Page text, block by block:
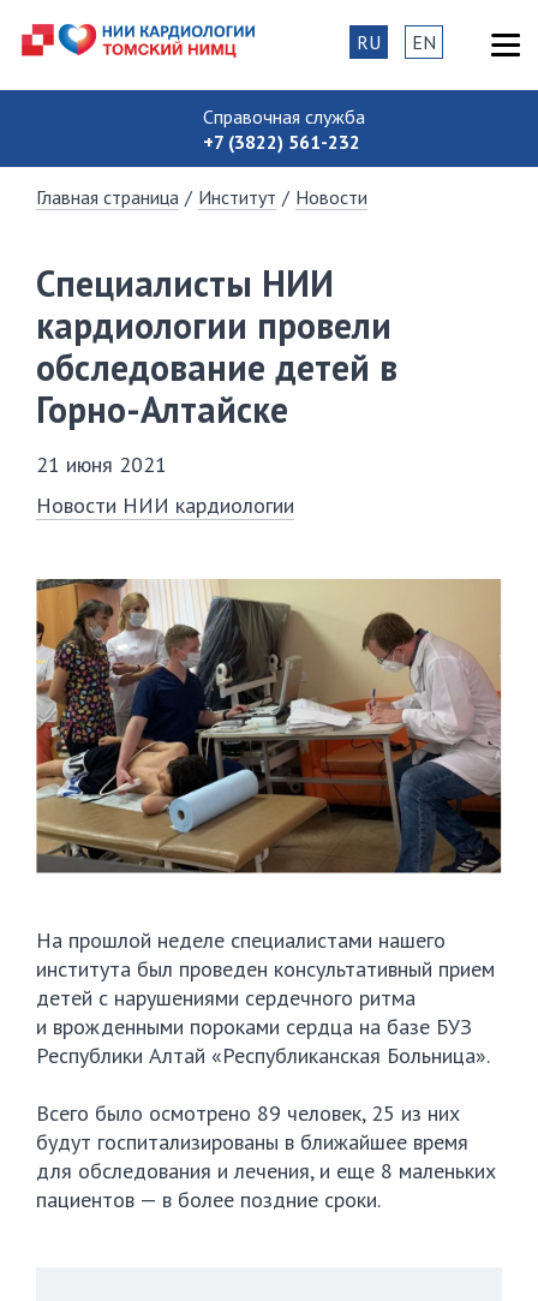
Справочная служба
+7 (3822) 561-232
RU EN
Главная страница / Институт / Новости
Специалисты НИИ
кардиологии провели
обследование детей в
Горно-Алтайске
21 июня 2021
Новости НИИ кардиологии
На прошлой неделе специалистами нашего
института был проведен консультативный прием
детей с нарушениями сердечного ритма
и врожденными пороками сердца на базе БУЗ
Республики Алтай «Республиканская Больница».
Всего было осмотрено 89 человек, 25 из них
будут госпитализированы в ближайшее время
для обследования и лечения, и еще 8 маленьких
пациентов — в более поздние сроки.